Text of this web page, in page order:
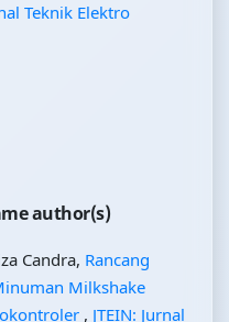
Teknik Elektro
author(s)
Candra, Rancang
Milkshake
, JTEIN: Jurnal